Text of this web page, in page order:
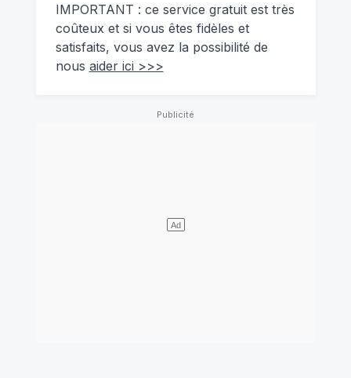
IMPORTANT : ce service gratuit est très
coûteux et si vous êtes fidèles et
satisfaits, vous avez la possibilité de
nous aider ici >>>